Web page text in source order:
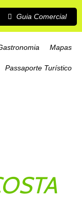
Guia Comercial
Mapas
Passaporte Turístico